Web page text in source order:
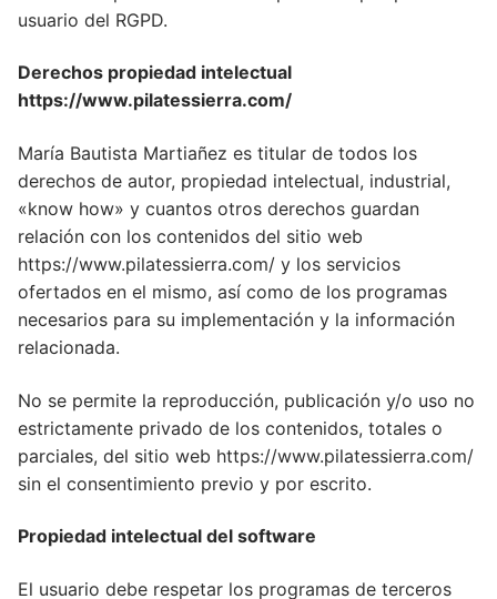
usuario del RGPD.
Derechos propiedad intelectual
https://www.pilatessierra.com/
María Bautista Martiañez es titular de todos los
derechos de autor, propiedad intelectual, industrial,
«know how» y cuantos otros derechos guardan
relación con los contenidos del sitio web
https://www.pilatessierra.com/ y los servicios
ofertados en el mismo, así como de los programas
necesarios para su implementación y la información
relacionada.
No se permite la reproducción, publicación y/o uso no
estrictamente privado de los contenidos, totales o
parciales, del sitio web https://www.pilatessierra.com/
sin el consentimiento previo y por escrito.
Propiedad intelectual del software
El usuario debe respetar los programas de terceros